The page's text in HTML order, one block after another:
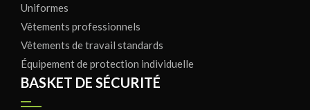
Uniformes
Vêtements professionnels
Vêtements de travail standards
Équipement de protection individuelle
BASKET DE SÉCURITÉ